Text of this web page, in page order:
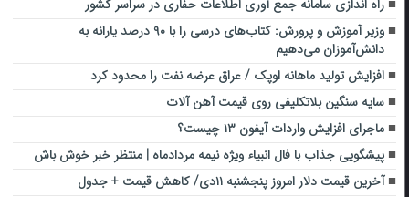
راه اندازی سامانه جمع آوری اطلاعات حفاری در سراسر کشور
وزیر آموزش و پرورش: کتاب‌های درسی را با ۹۰ درصد یارانه به
دانش‌آموزان می‌دهیم
افزایش تولید ماهانه اوپک / عراق عرضه نفت را محدود کرد
سایه سنگین بلاتکلیفی روی قیمت آهن‌ آلات
ماجرای افزایش واردات آیفون ۱۳ چیست؟
پیشگویی جذاب با فال انبیاء ویژه نیمه مردادماه | منتظر خبر خوش باش
آخرین قیمت دلار امروز پنجشنبه ۱۱دی/ کاهش قیمت + جدول